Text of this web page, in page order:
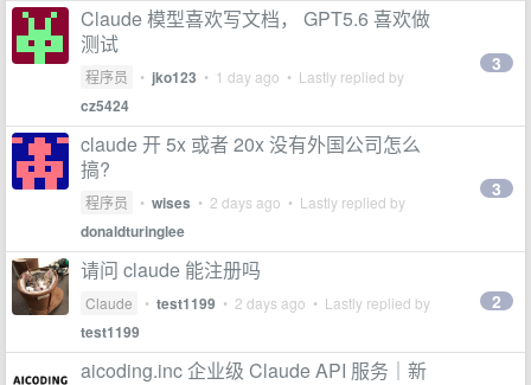
Claude 模型喜欢写文档， GPT5.6 喜欢做
测试
程序员 • jko123 • 1 day ago • Lastly replied by
cz5424
3
claude 开 5x 或者 20x 没有外国公司怎么
搞?
程序员 • wises • 2 days ago • Lastly replied by
donaldturinglee
3
请问 claude 能注册吗
Claude • test1199 • 2 days ago • Lastly replied by
test1199
2
aicoding.inc 企业级 Claude API 服务｜新